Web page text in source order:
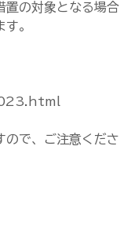
置の対象となる場合
。
ので、ご注意くださ